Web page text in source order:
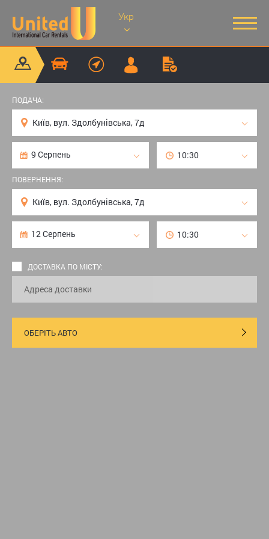
Укр
ПОДАЧА:
ПОВЕРНЕННЯ:
ДОСТАВКА ПО МІСТУ: